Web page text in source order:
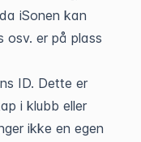
iSonen kan
osv. er på plass
ID. Dette er
i klubb eller
ikke en egen